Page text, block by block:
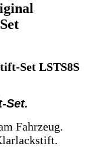
Set LSTS8S
Set.
Fahrzeug.